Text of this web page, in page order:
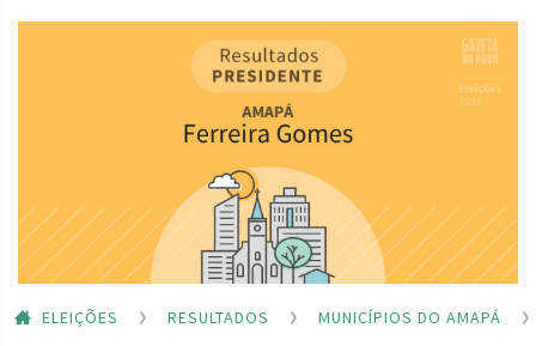
ELEIÇÕES RESULTADOS
MUNICÍPIOS DO AMAPÁ